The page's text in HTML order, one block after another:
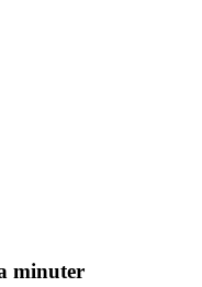
och råvaror
minuter